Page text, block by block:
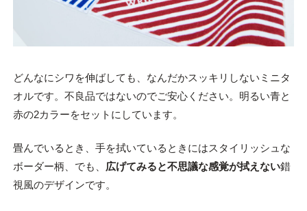
どんなにシワを伸ばしても、なんだかスッキリしないミニタ
オルです。不良品ではないのでご安心ください。明るい青と
赤の2カラーをセットにしています。
畳んでいるとき、手を拭いているときにはスタイリッシュな
ボーダー柄、でも、 広げてみると不思議な感覚が拭えない錯
視風のデザインです。